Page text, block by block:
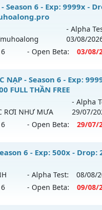
bản Webzen
- 🌍 Website: https://
2026 - Mở máy chủ
bản Webzen
Season 6 - Exp: 9999x -
- Alpha
03/08/
- Open Beta: 03/08/
- 🌍 Website: https://
- Mở máy chủ
bản Webzen
NẠP - Season 6 - Exp:
FULL THẦN FREE
RƠI NHƯ MƯA
- Alpha
29/07/
- Open Beta: 29/07/
NẠP - TẶNG 5M WC+SET
- Mở máy chủ
BOSS
6 - Exp: 500x - Drop:
- Alpha Test: 08/08/
- Open Beta: 09/08/